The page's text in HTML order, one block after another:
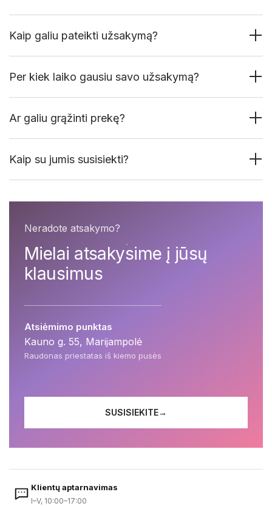
Kaip galiu pateikti užsakymą?
Per kiek laiko gausiu savo užsakymą?
Ar galiu grąžinti prekę?
Kaip su jumis susisiekti?
Neradote atsakymo?
Mielai atsakysime į jūsų
klausimus
Atsiėmimo punktas
Kauno g. 55, Marijampolė
Raudonas priestatas iš kiemo pusės
SUSISIEKITE→
Klientų aptarnavimas
I–V, 10:00–17:00